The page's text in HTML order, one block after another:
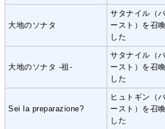
大地のソナタ
サタナイル（
ースト）を召喚
した
大地のソナタ -祖-
サタナイル（
ースト）を召喚
した
Sei la preparazione?
ヒュトギン（
ースト）を召喚
した